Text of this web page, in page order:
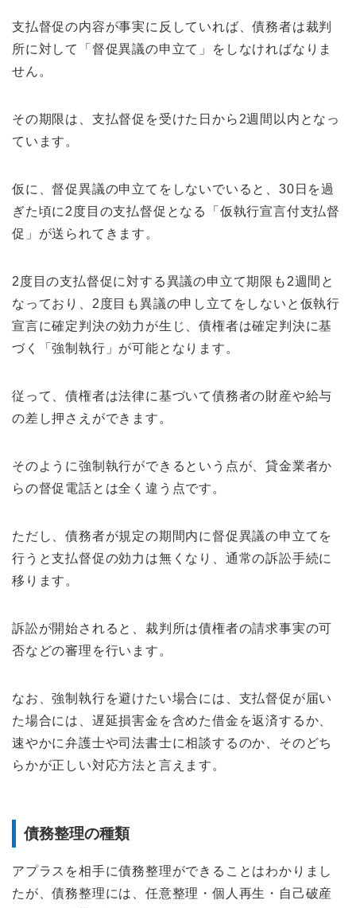
支払督促の内容が事実に反していれば、債務者は裁判
所に対して「督促異議の申立て」をしなければなりま
せん。
その期限は、支払督促を受けた日から2週間以内となっ
ています。
仮に、督促異議の申立てをしないでいると、30日を過
ぎた頃に2度目の支払督促となる「仮執行宣言付支払督
促」が送られてきます。
2度目の支払督促に対する異議の申立て期限も2週間と
なっており、2度目も異議の申し立てをしないと仮執行
宣言に確定判決の効力が生じ、債権者は確定判決に基
づく「強制執行」が可能となります。
従って、債権者は法律に基づいて債務者の財産や給与
の差し押さえができます。
そのように強制執行ができるという点が、貸金業者か
らの督促電話とは全く違う点です。
ただし、債務者が規定の期間内に督促異議の申立てを
行うと支払督促の効力は無くなり、通常の訴訟手続に
移ります。
訴訟が開始されると、裁判所は債権者の請求事実の可
否などの審理を行います。
なお、強制執行を避けたい場合には、支払督促が届い
た場合には、遅延損害金を含めた借金を返済するか、
速やかに弁護士や司法書士に相談するのか、そのどち
らかが正しい対応方法と言えます。
債務整理の種類
アプラスを相手に債務整理ができることはわかりまし
たが、債務整理には、任意整理・個人再生・自己破産